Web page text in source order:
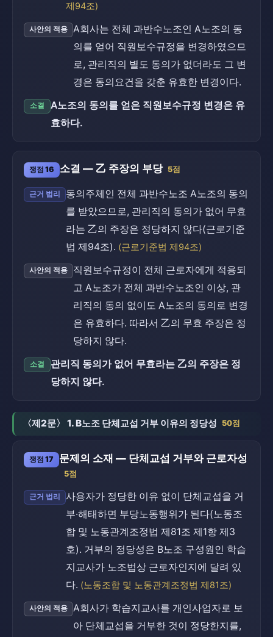
제94조)
사안의 적용
A회사는 전체 과반수노조인 A노조의 동
의를 얻어 직원보수규정을 변경하였으므
로, 관리직의 별도 동의가 없더라도 그 변
경은 동의요건을 갖춘 유효한 변경이다.
소결
A노조의 동의를 얻은 직원보수규정 변경은 유
효하다.
쟁점 16 소결 — 乙 주장의 부당 5점
근거 법리
동의주체인 전체 과반수노조 A노조의 동의
를 받았으므로, 관리직의 동의가 없어 무효
라는 乙의 주장은 정당하지 않다(근로기준
법 제94조). (근로기준법 제94조)
사안의 적용
직원보수규정이 전체 근로자에게 적용되
고 A노조가 전체 과반수노조인 이상, 관
리직의 동의 없이도 A노조의 동의로 변경
은 유효하다. 따라서 乙의 무효 주장은 정
당하지 않다.
소결
관리직 동의가 없어 무효라는 乙의 주장은 정
당하지 않다.
〈제2문〉 1. B노조 단체교섭 거부 이유의 정당성 50점
쟁점 17 문제의 소재 — 단체교섭 거부와 근로자성
5점
근거 법리
사용자가 정당한 이유 없이 단체교섭을 거
부·해태하면 부당노동행위가 된다(노동조
합 및 노동관계조정법 제81조 제1항 제3
호). 거부의 정당성은 B노조 구성원인 학습
지교사가 노조법상 근로자인지에 달려 있
다. (노동조합 및 노동관계조정법 제81조)
사안의 적용
A회사가 학습지교사를 개인사업자로 보
아 단체교섭을 거부한 것이 정당한지를,